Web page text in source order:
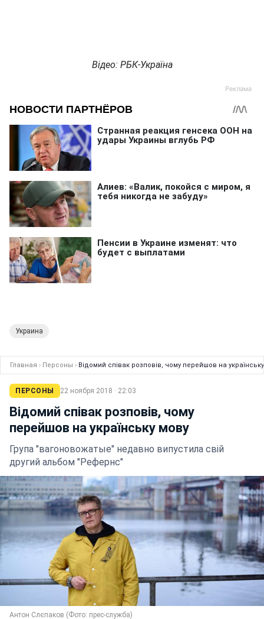
Відео: РБК-Україна
Украина
Главная › Персоны › Відомий співак розповів, чому перейшов на
ПЕРСОНЫ 22 ноября 2018 · 22:03
Відомий співак розповів, чому
перейшов на українську мову
Група "вагоновожатые" недавно випустила свій
другий альбом "Рефернс"
Антон Слєпаков (Фото: прес-служба)